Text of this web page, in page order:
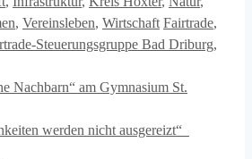
, Vereinsleben, Wirtschaft Schlagwörter
Fairtrade,
Steuerungsgruppe Bad Driburg,
Nachbarn“ am Gymnasium St.
werden nicht ausgereizt“